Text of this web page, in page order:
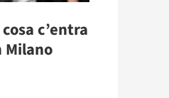
c’entra
Milano